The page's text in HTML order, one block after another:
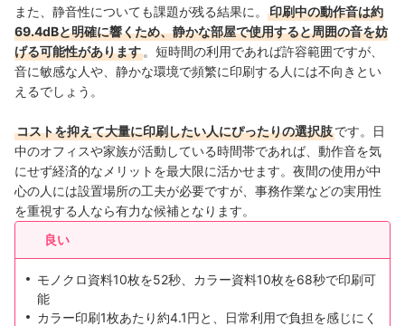
また、静音性についても課題が残る結果に。
印刷中の動作音は約
69.4dBと明確に響くため、静かな部屋で使用すると周囲の音を妨
げる可能性があります 。短時間の利用であれば許容範囲ですが、
音に敏感な人や、静かな環境で頻繁に印刷する人には不向きとい
えるでしょう。
コストを抑えて大量に印刷したい人にぴったりの選択肢です。日
中のオフィスや家族が活動している時間帯であれば、動作音を気
にせず経済的なメリットを最大限に活かせます。夜間の使用が中
心の人には設置場所の工夫が必要ですが、事務作業などの実用性
を重視する人なら有力な候補となります。
良い
モノクロ資料10枚を52秒、カラー資料10枚を68秒で印刷可
能
カラー印刷1枚あたり約4.1円と、日常利用で負担を感じにく